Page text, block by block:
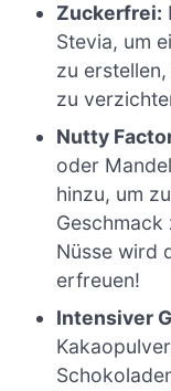
Zuckerfrei:
Stevia, um
zu
zu
Nutty
oder
hinzu, um
Geschmack
Nüsse wird
erfreuen!
Intensiver